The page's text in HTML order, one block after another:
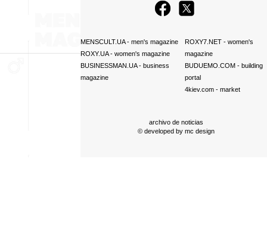
MENSCULT.UA- men's magazine
ROXY.UA- women's magazine
BUSINESSMAN.UA- business
magazine
ROXY7.NET- women's
magazine
BUDUEMO.COM- building
portal
4kiev.com- market
archivo de noticias
© developed by mc design